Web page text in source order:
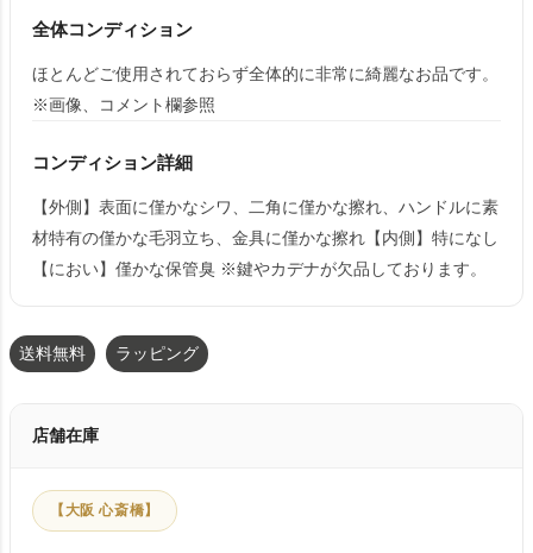
全体コンディション
ほとんどご使用されておらず全体的に非常に綺麗なお品です。
※画像、コメント欄参照
コンディション詳細
【外側】表面に僅かなシワ、二角に僅かな擦れ、ハンドルに素
材特有の僅かな毛羽立ち、金具に僅かな擦れ【内側】特になし
【におい】僅かな保管臭 ※鍵やカデナが欠品しております。
送料無料 ラッピング
店舗在庫
【大阪 心斎橋】